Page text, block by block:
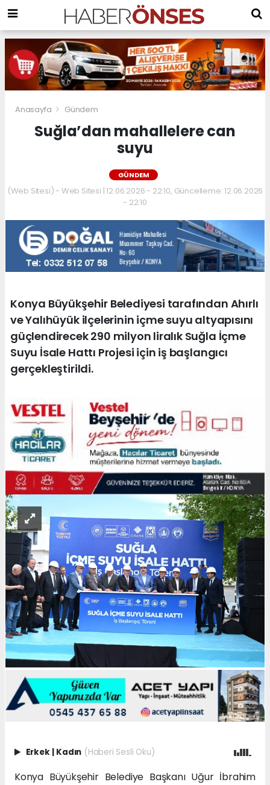
Anasayfa Gündem
Suğla’dan mahallelere can
suyu
GÜNDEM
(Web Sitesi) - Web Sitesi | 12.06.2026 - 22:10, Güncelleme: 12.06.2026
- 22:10
Konya Büyükşehir Belediyesi tarafından Ahırlı
ve Yalıhüyük ilçelerinin içme suyu altyapısını
güçlendirecek 290 milyon liralık Suğla İçme
Suyu İsale Hattı Projesi için iş başlangıcı
gerçekleştirildi.
Erkek | Kadın (Haberi Sesli Oku)
Konya Büyükşehir Belediye Başkanı Uğur İbrahim